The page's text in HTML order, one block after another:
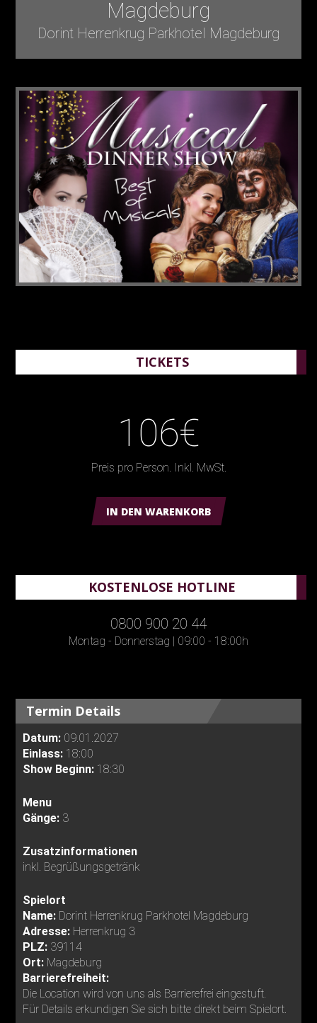
Magdeburg
Dorint Herrenkrug Parkhotel Magdeburg
TICKETS
106€
Preis pro Person. Inkl. MwSt.
IN DEN WARENKORB
KOSTENLOSE HOTLINE
0800 900 20 44
Montag - Donnerstag | 09:00 - 18:00h
Termin Details
Datum: 09.01.2027
Einlass: 18:00
Show Beginn: 18:30
Menu
Gänge: 3
Zusatzinformationen
inkl. Begrüßungsgetränk
Spielort
Name: Dorint Herrenkrug Parkhotel Magdeburg
Adresse: Herrenkrug 3
PLZ: 39114
Ort: Magdeburg
Barrierefreiheit:
Die Location wird von uns als Barrierefrei eingestuft.
Für Details erkundigen Sie sich bitte direkt beim Spielort.